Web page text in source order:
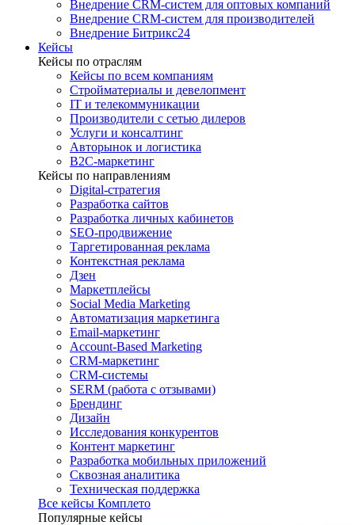
Внедрение CRM-систем для оптовых компаний
Внедрение CRM-систем для производителей
Внедрение Битрикс24
Кейсы
Кейсы по отраслям
Кейсы по всем компаниям
Стройматериалы и девелопмент
IT и телекоммуникации
Производители с сетью дилеров
Услуги и консалтинг
Авторынок и логистика
B2С-маркетинг
Кейсы по направлениям
Digital-стратегия
Разработка сайтов
Разработка личных кабинетов
SEO-продвижение
Таргетированная реклама
Контекстная реклама
Дзен
Маркетплейсы
Social Media Marketing
Автоматизация маркетинга
Email-маркетинг
Account-Based Marketing
CRM-маркетинг
CRM-системы
SERM (работа с отзывами)
Брендинг
Дизайн
Исследования конкурентов
Контент маркетинг
Разработка мобильных приложений
Сквозная аналитика
Техническая поддержка
Все кейсы Комплето
Популярные кейсы